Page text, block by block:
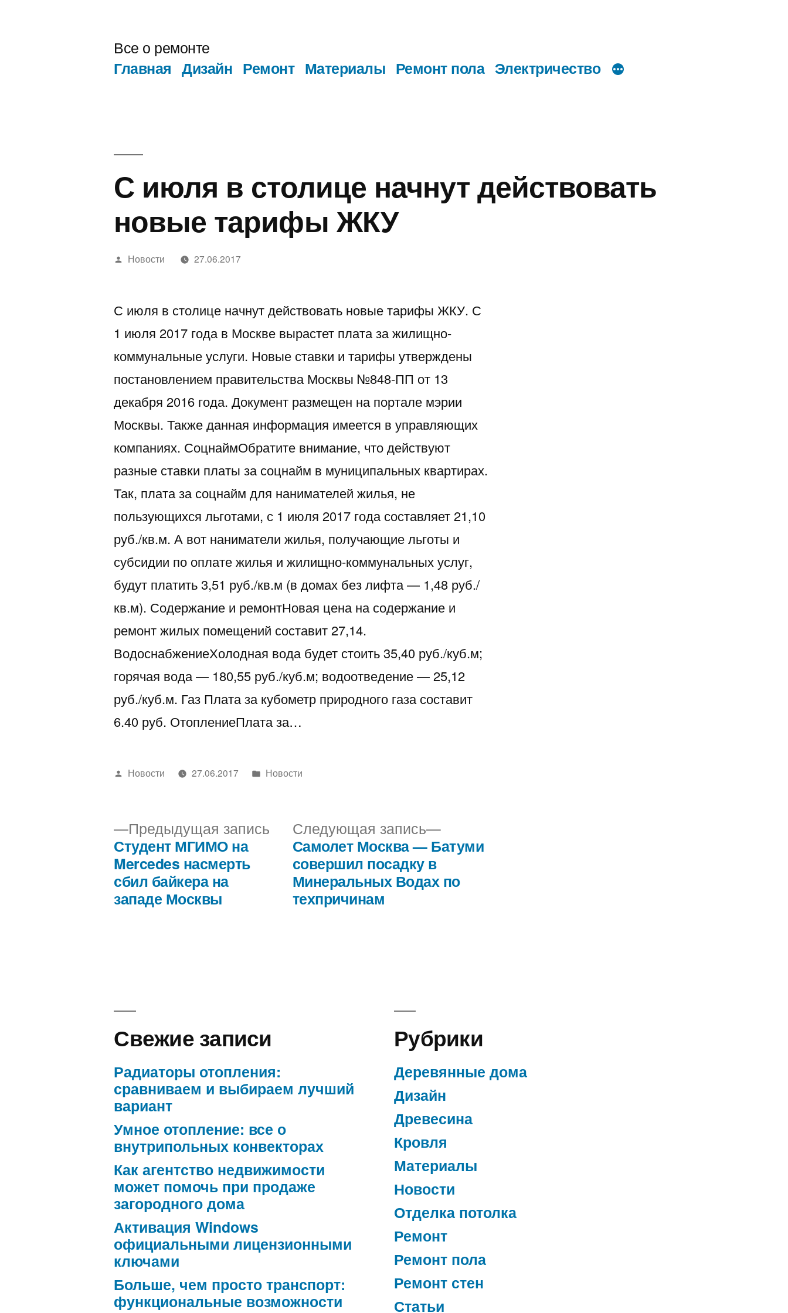
Все о ремонте
Главная Дизайн Ремонт Материалы Ремонт пола Электричество
С июля в столице начнут действовать
новые тарифы ЖКУ
Написано
Новости 27.06.2017
С июля в столице начнут действовать новые тарифы ЖКУ. С
1 июля 2017 года в Москве вырастет плата за жилищно-
коммунальные услуги. Новые ставки и тарифы утверждены
постановлением правительства Москвы №848-ПП от 13
декабря 2016 года. Документ размещен на портале мэрии
Москвы. Также данная информация имеется в управляющих
компаниях. СоцнаймОбратите внимание, что действуют
разные ставки платы за соцнайм в муниципальных квартирах.
Так, плата за соцнайм для нанимателей жилья, не
пользующихся льготами, с 1 июля 2017 года составляет 21,10
руб./кв.м. А вот наниматели жилья, получающие льготы и
субсидии по оплате жилья и жилищно-коммунальных услуг,
будут платить 3,51 руб./кв.м (в домах без лифта — 1,48 руб./
кв.м). Содержание и ремонтНовая цена на содержание и
ремонт жилых помещений составит 27,14.
ВодоснабжениеХолодная вода будет стоить 35,40 руб./куб.м;
горячая вода — 180,55 руб./куб.м; водоотведение — 25,12
руб./куб.м. Газ Плата за кубометр природного газа составит
6.40 руб. ОтоплениеПлата за…
Написано
Новости 27.06.2017
Написано
Новости
Навигация
Предыдущая запись Предыдущая
запись:
Студент МГИМО на
Mercedes насмерть
сбил байкера на
западе Москвы
Следующая запись
Следующая
запись:
Самолет Москва — Батуми
совершил посадку в
Минеральных Водах по
техпричинам
Свежие записи
Радиаторы отопления:
сравниваем и выбираем лучший
вариант
Умное отопление: все о
внутрипольных конвекторах
Как агентство недвижимости
может помочь при продаже
загородного дома
Активация Windows
официальными лицензионными
ключами
Больше, чем просто транспорт:
функциональные возможности
Рубрики
Деревянные дома
Дизайн
Древесина
Кровля
Материалы
Новости
Отделка потолка
Ремонт
Ремонт пола
Ремонт стен
Статьи